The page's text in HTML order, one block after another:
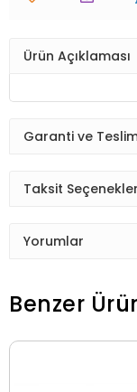
Ürün Açıklaması
Garanti ve
Taksit
Yorumlar
Benzer